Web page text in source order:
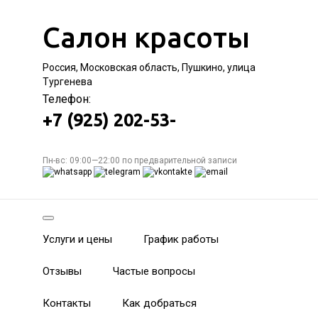
Салон красоты
Россия, Московская область, Пушкино, улица
Тургенева
Телефон:
+7 (925) 202-53-
Пн-вс: 09:00—22:00 по предварительной записи
Услуги и цены График работы
Отзывы Частые вопросы
Контакты Как добраться